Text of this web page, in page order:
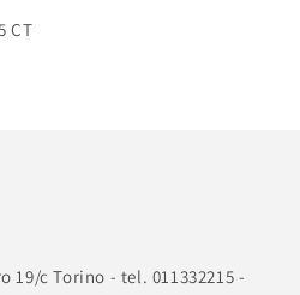
CT
19/c Torino - tel. 011332215 -